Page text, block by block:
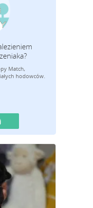
Match,
hodowców.